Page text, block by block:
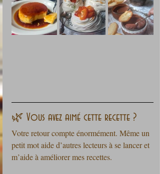
🌿 Vous avez aimé cette recette ?
Votre retour compte énormément. Même un
petit mot aide d’autres lecteurs à se lancer et
m’aide à améliorer mes recettes.